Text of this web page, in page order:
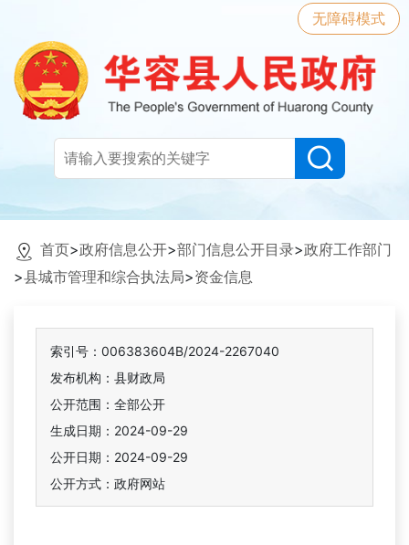
无障碍模式
首页>政府信息公开>部门信息公开目录>政府工作部门
>县城市管理和综合执法局>资金信息
索引号：006383604B/2024-2267040
发布机构：县财政局
公开范围：全部公开
生成日期：2024-09-29
公开日期：2024-09-29
公开方式：政府网站